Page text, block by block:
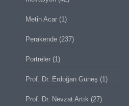
Metin Acar (1)
Perakende (237)
Portreler (1)
Prof. Dr. Erdoğan Güneş (1)
Prof. Dr. Nevzat Artık (27)